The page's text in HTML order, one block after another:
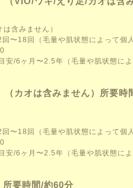
含みません）
〜18回（毛量や肌状態によって個
安/6ヶ月〜2.5年（毛量や肌状態によ
（カオは含みません）所要時
〜18回（毛量や肌状態によって個
安/6ヶ月〜2.5年（毛量や肌状態によ
要時間/約60分